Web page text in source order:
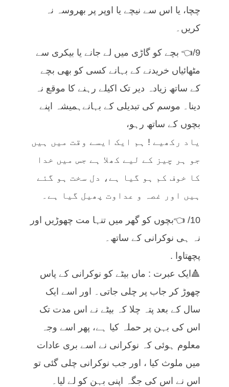
چچا، یا اس سے نیچے یا اوپر پر بھروسہ نہ
کریں۔
9/👈 بچے کو گاڑی میں لے جانے یا بیکری سے
مٹھائیاں خریدنے کے بہانے کسی کو بھی بچے
کے ساتھ زیادہ دیر تک اکیلے رہنے کا موقع نہ
دینا۔ موسم کی تبدیلی کے بہانےہمیشہ اپنے
بچوں کے ساتھ رہو،
یاد رکھیے ! ہم ایک ایسے وقت میں ہیں
جو ہر چیز کے لیے کھلا ہے جس میں خدا
کا خوف کم ہو گیا ہے، دل سخت ہو گئے
ہیں اور غصہ و عداوت پھیل گیا ہے۔
10/ 👈بچوں کو گھر میں تنہا مت چھوڑیں اور
نہ ہی نوکرانی کے ساتھ۔
پچھتاوا .
🔺ایک عبرت : ماں بیٹے کو نوکرانی کے پاس
چھوڑ کر جاب پر چلی جاتی۔ اور اسے ایک
سال کے بعد پتہ چلا کہ بیٹے نے اس مدت تک
اس کی بہن پر حملہ کیا ہے، پھر اسے وجہ
معلوم ہوئی کہ نوکرانی نے اسے بری عادات
میں ملوث کیا ، اور جب نوکرانی چلی گئی تو
اس نے اس کی جگہ اپنی بہن کو لے لیا۔